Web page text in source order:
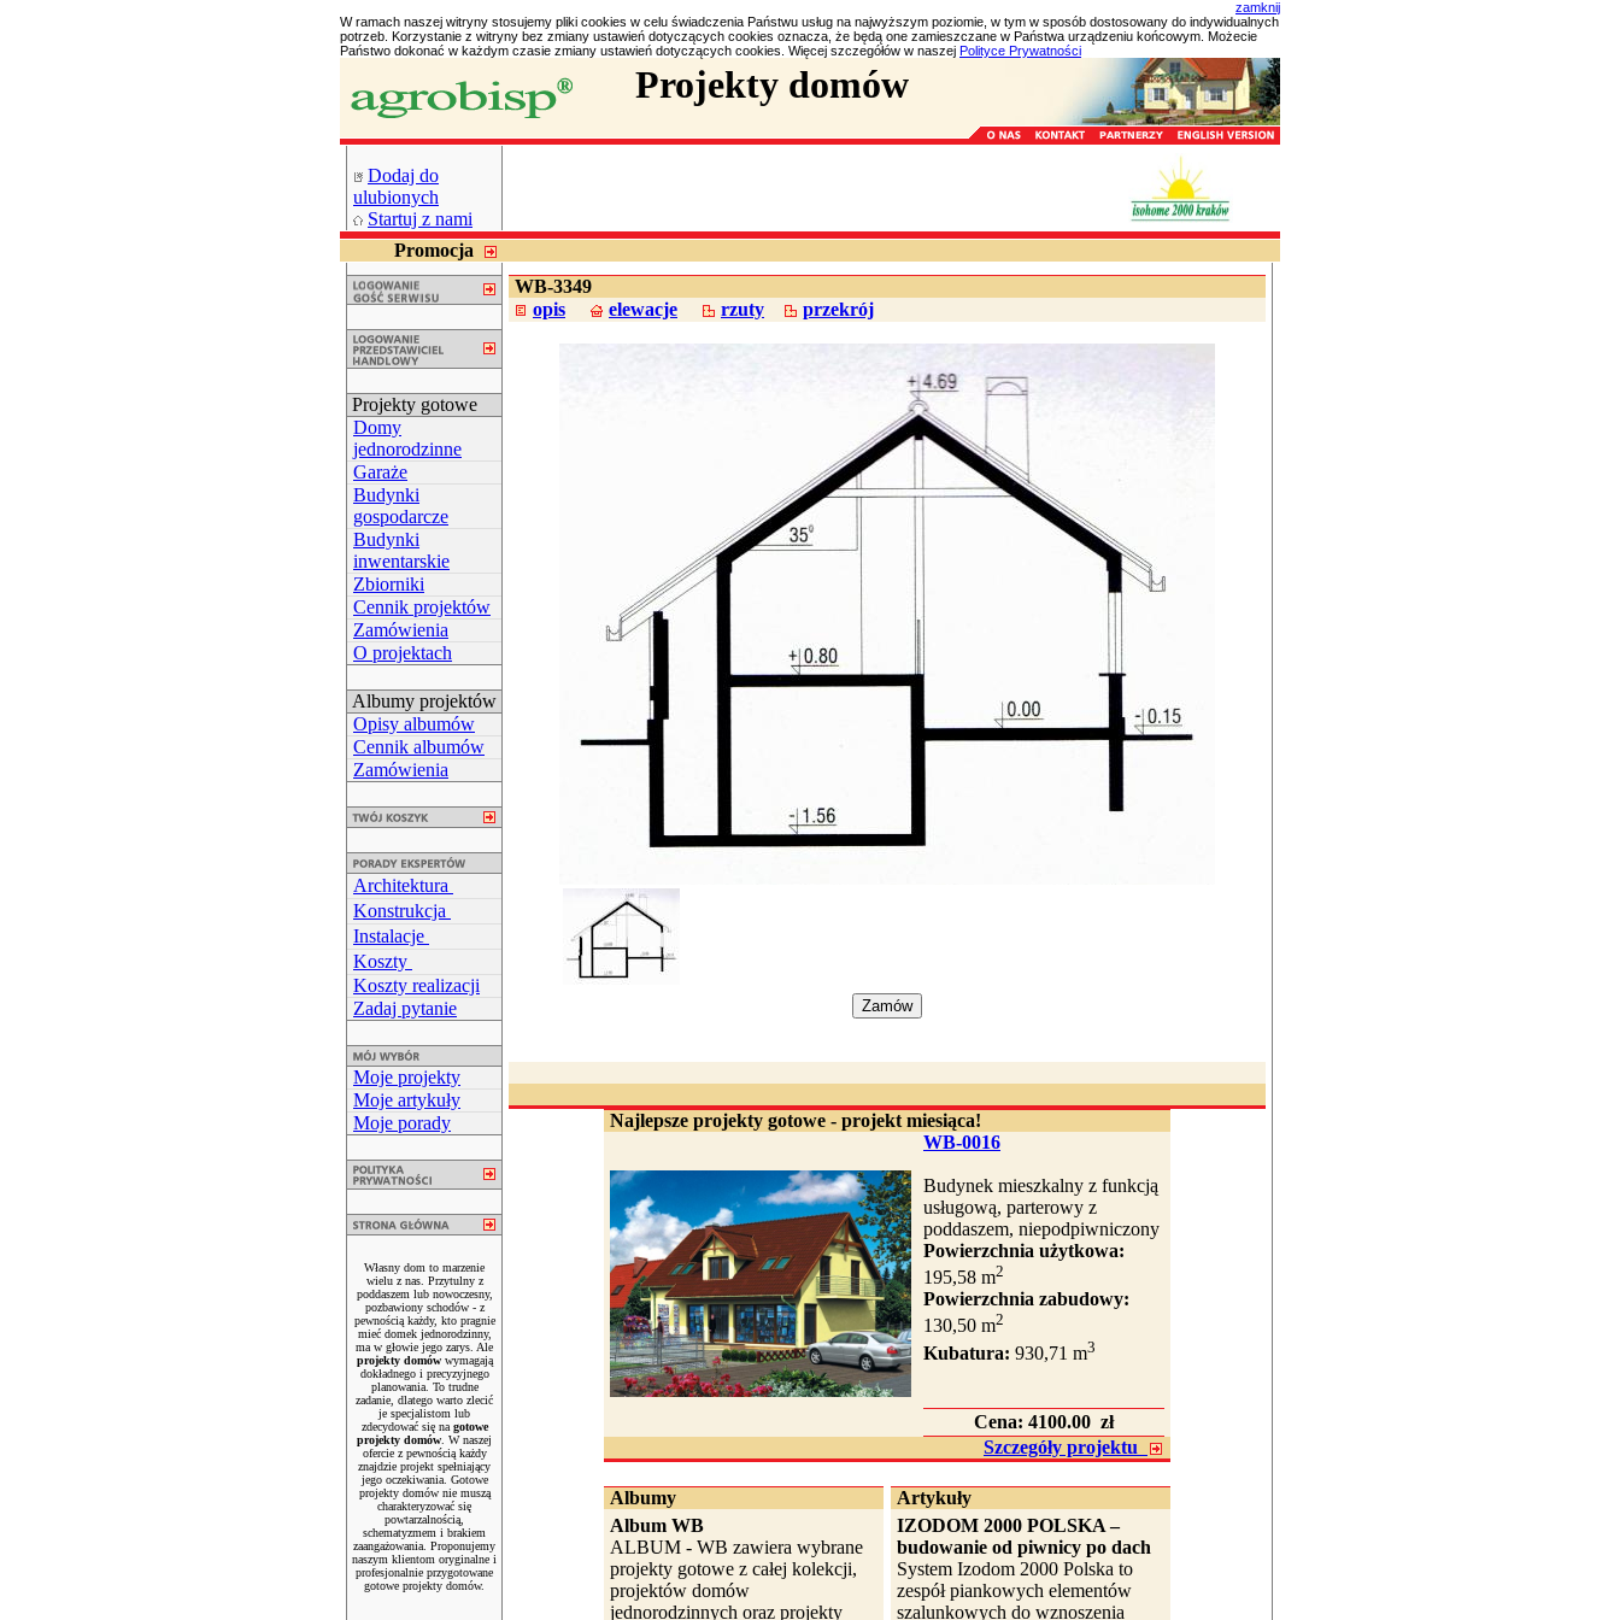
zamknij
W ramach naszej witryny stosujemy pliki cookies w celu świadczenia Państwu usług na najwyższym poziomie, w tym w sposób dostosowany do indywidualnych
potrzeb. Korzystanie z witryny bez zmiany ustawień dotyczących cookies oznacza, że będą one zamieszczane w Państwa urządzeniu końcowym. Możecie
Państwo dokonać w każdym czasie zmiany ustawień dotyczących cookies. Więcej szczegółów w naszej Polityce Prywatności
Projekty domów
Dodaj do
ulubionych
Startuj z nami
Promocja
Projekty gotowe
Domy
jednorodzinne
Garaże
Budynki
gospodarcze
Budynki
inwentarskie
Zbiorniki
Cennik projektów
Zamówienia
O projektach
Albumy projektów
Opisy albumów
Cennik albumów
Zamówienia
Architektura
Konstrukcja
Instalacje
Koszty
Koszty realizacji
Zadaj pytanie
Moje projekty
Moje artykuły
Moje porady
Własny dom to marzenie
wielu z nas. Przytulny z
poddaszem lub nowoczesny,
pozbawiony schodów - z
pewnością każdy, kto pragnie
mieć domek jednorodzinny,
ma w głowie jego zarys. Ale
projekty domówwymagają
dokładnego i precyzyjnego
planowania. To trudne
zadanie, dlatego warto zlecić
je specjalistom lub
zdecydować się na gotowe
projekty domów . W naszej
ofercie z pewnością każdy
znajdzie projekt spełniający
jego oczekiwania. Gotowe
projekty domów nie muszą
charakteryzować się
powtarzalnością,
schematyzmem i brakiem
zaangażowania. Proponujemy
naszym klientom oryginalne i
profesjonalnie przygotowane
gotowe projekty domów.
WB-3349
opis
elewacje rzuty przekrój
Najlepsze projekty gotowe - projekt miesiąca!
WB-0016
Budynek mieszkalny z funkcją
usługową, parterowy z
poddaszem, niepodpiwniczony
Powierzchnia użytkowa:
195,58 m2
Powierzchnia zabudowy:
130,50 m2
Kubatura: 930,71 m3
Cena: 4100.00 zł
Szczegóły projektu
Albumy
Artykuły
Album WB
ALBUM - WB zawiera wybrane
projekty gotowe z całej kolekcji,
projektów domów
jednorodzinnych oraz projekty
IZODOM 2000 POLSKA –
budowanie od piwnicy po dach
System Izodom 2000 Polska to
zespół piankowych elementów
szalunkowych do wznoszenia